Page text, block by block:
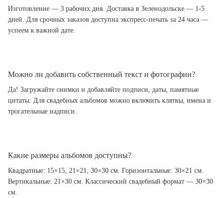
Изготовление — 3 рабочих дня. Доставка в Зеленодольске — 1-5
дней. Для срочных заказов доступна экспресс-печать за 24 часа —
успеем к важной дате.
Можно ли добавить собственный текст и фотографии?
Да! Загружайте снимки и добавляйте подписи, даты, памятные
цитаты. Для свадебных альбомов можно включить клятвы, имена и
трогательные надписи.
Какие размеры альбомов доступны?
Квадратные: 15×15, 21×21, 30×30 см. Горизонтальные: 30×21 см.
Вертикальные: 21×30 см. Классический свадебный формат — 30×30
см.